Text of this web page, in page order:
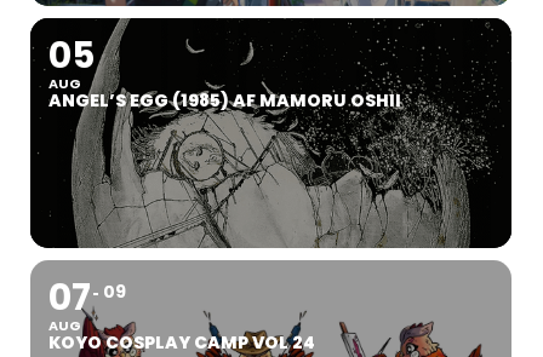
05
AUG
ANGEL’S EGG (1985) AF MAMORU OSHII
07
AUG
09
KOYO COSPLAY CAMP VOL 24